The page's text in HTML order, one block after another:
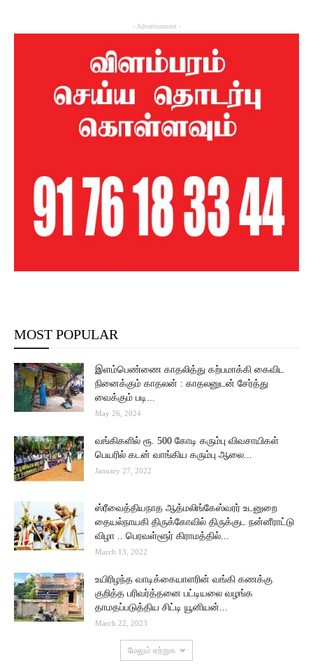
- Advertisement -
MOST POPULAR
இளம்பெண்ணை காதலித்து கற்பமாக்கி கைவிட
நினைக்கும் காதலன் : காதலனுடன் சேர்த்து
வைக்கும் படி...
May 26, 2024
வங்கிகளில் ரூ. 500 கோடி கரும்பு விவசாயிகள்
பெயரில் கடன் வாங்கிய கரும்பு ஆலை...
January 27, 2022
ஸ்ரீவைத்தியநாத ஆத்மலிங்கேஸ்வரர் உடனுறை
தையல்நாயகி திருக்கோவில் திருக்குட நன்னீராட்டு
விழா .. பெரவள்ளூர் கிராமத்தில்...
March 13, 2022
உயிரிழந்த வாடிக்கையாளரின் வங்கி கணக்கு
குறித்த பரிவர்த்தனை பட்டியலை வழங்க
தாமதப்படுத்திய சிட்டி யூனியன்...
March 22, 2023
மேலும் ஏற்றுக